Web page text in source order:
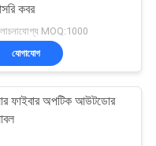
কবর
MOQ:1000
যোগাযোগ
ফাইবার অপটিক আউটডোর